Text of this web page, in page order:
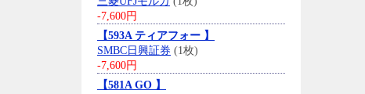
-7,600円
【593A ティアフォー 】
SMBC日興証券 (1枚)
-7,600円
【581A GO 】